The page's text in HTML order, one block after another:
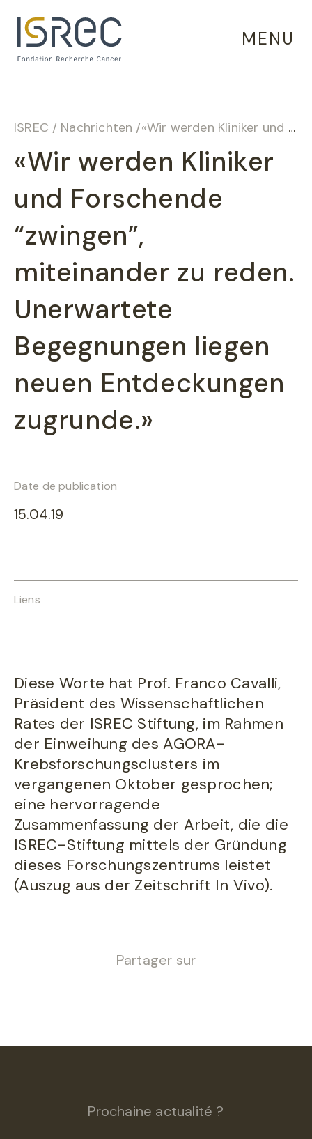
MENU
ISREC / Nachrichten /«Wir werden Kliniker und Forschende “zwingen”, miteinander zu reden. Unerwartete Begegnungen liegen neuen Entdeckungen zugrunde.»
«Wir werden Kliniker
und Forschende
“zwingen”,
miteinander zu reden.
Unerwartete
Begegnungen liegen
neuen Entdeckungen
zugrunde.»
Date de publication
15.04.19
Liens
Diese Worte hat Prof. Franco Cavalli,
Präsident des Wissenschaftlichen
Rates der ISREC Stiftung, im Rahmen
der Einweihung des AGORA-
Krebsforschungsclusters im
vergangenen Oktober gesprochen;
eine hervorragende
Zusammenfassung der Arbeit, die die
ISREC-Stiftung mittels der Gründung
dieses Forschungszentrums leistet
(Auszug aus der Zeitschrift In Vivo).
Partager sur
Prochaine actualité ?